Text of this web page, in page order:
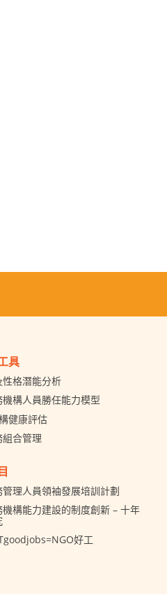
具
格潛能分析
構人員勝任能力模型
健康評估
合管理
理人員領袖發展培訓計劃
構能力建設的制度創新 – 十年
好工